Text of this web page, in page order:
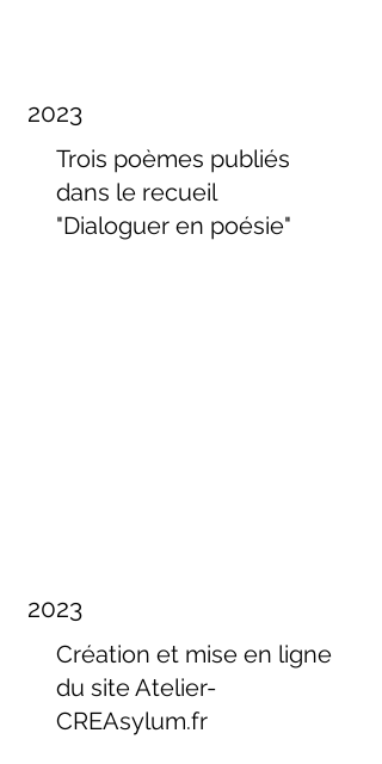
2023
Trois poèmes publiés
dans le recueil
"Dialoguer en poésie"
2023
Création et mise en ligne
du site Atelier-
CREAsylum.fr